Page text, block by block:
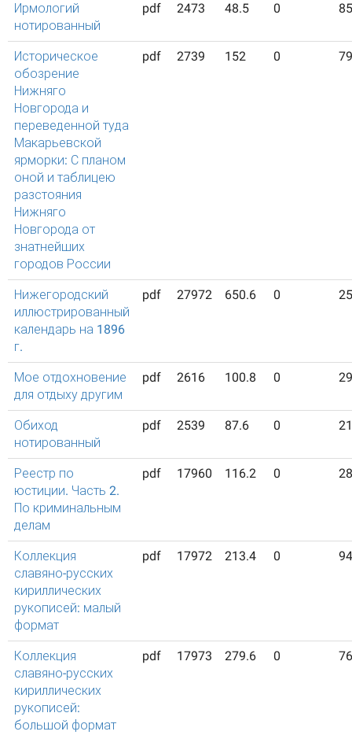
Ирмологий
нотированный
pdf 2473 48.5 0 85
Историческое
обозрение
Нижняго
Новгорода и
переведенной туда
Макарьевской
ярморки: С планом
оной и таблицею
разстояния
Нижняго
Новгорода от
знатнейших
городов России
pdf 2739 152 0
Нижегородский
иллюстрированный
календарь на 1896
г.
pdf 27972 650.6 0
Мое отдохновение
для отдыху другим
pdf 2616 100.8 0
Обиход
нотированный
pdf 2539 87.6 0
Реестр по
юстиции. Часть 2.
По криминальным
делам
pdf 17960 116.2 0
Коллекция
славяно-русских
кириллических
рукописей: малый
формат
pdf 17972 213.4 0
Коллекция
славяно-русских
кириллических
рукописей:
большой формат
pdf 17973 279.6 0